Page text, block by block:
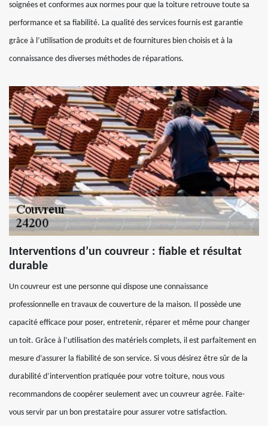
soignées et conformes aux normes pour que la toiture retrouve toute sa
performance et sa fiabilité. La qualité des services fournis est garantie
grâce à l’utilisation de produits et de fournitures bien choisis et à la
connaissance des diverses méthodes de réparations.
Interventions d’un couvreur : fiable et résultat
durable
Un couvreur est une personne qui dispose une connaissance
professionnelle en travaux de couverture de la maison. Il possède une
capacité efficace pour poser, entretenir, réparer et même pour changer
un toit. Grâce à l’utilisation des matériels complets, il est parfaitement en
mesure d’assurer la fiabilité de son service. Si vous désirez être sûr de la
durabilité d’intervention pratiquée pour votre toiture, nous vous
recommandons de coopérer seulement avec un couvreur agrée. Faite-
vous servir par un bon prestataire pour assurer votre satisfaction.